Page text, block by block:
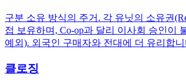
구분 소유 방식의 주거. 각 유닛의 소유권
접 보유하며, Co-op과 달리 이사회 승인이
예외). 외국인 구매자와 전대에 더 유리합니
클로징